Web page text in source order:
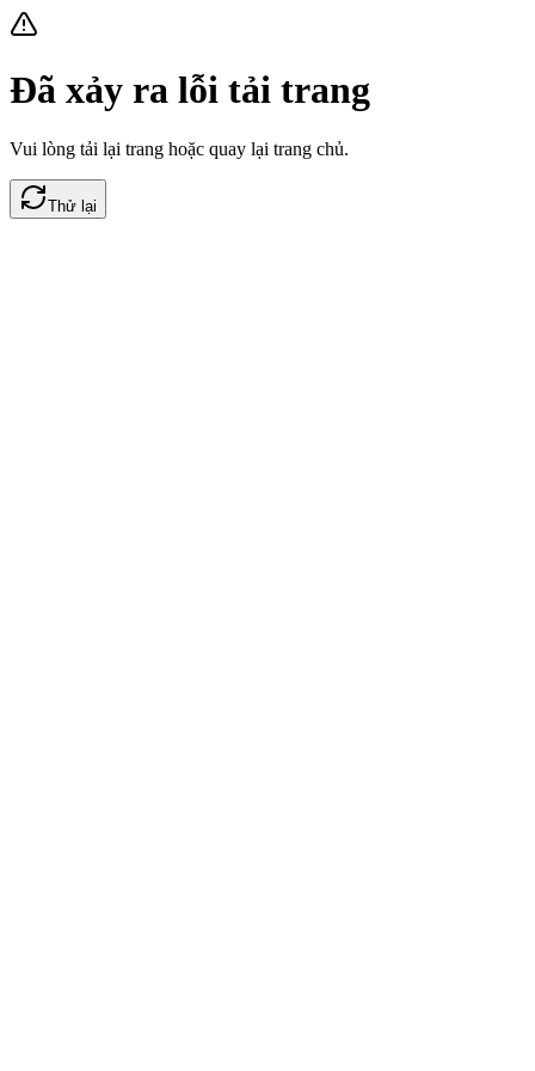
Đã xảy ra lỗi tải trang
Vui lòng tải lại trang hoặc quay lại trang chủ.
Thử lại